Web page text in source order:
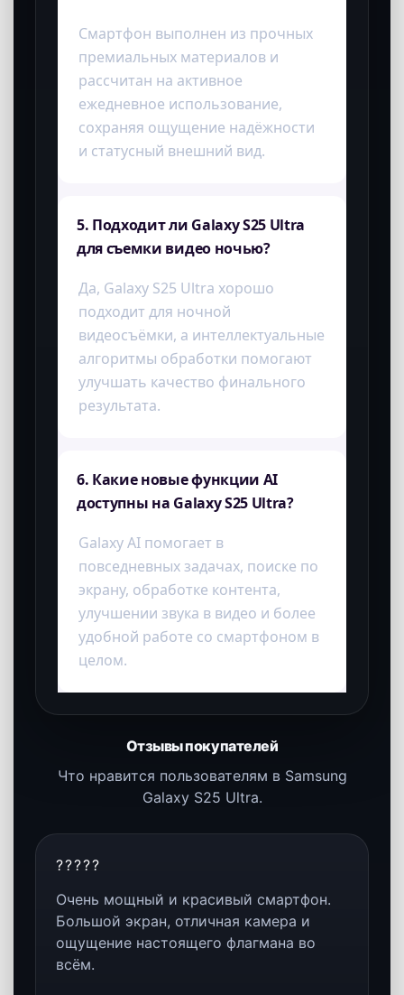
Чистый звук в видео
улучшать звук в роликах, делая голос и
важные детали более чистыми и
разборчивыми.
S25 Ultra, на которые чаще всего
обращают внимание при выборе.
CAM
Камера
Galaxy S25 Ultra рассчитан на
фотографию, качественное
видео, ночную съёмку и работу с
интеллектуальными функциями
SCR
Экран
Большой флагманский дисплей
делает просмотр фото, видео,